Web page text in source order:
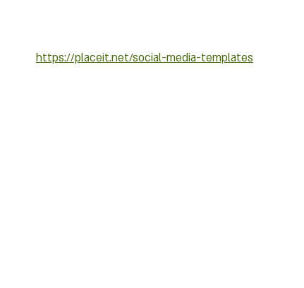
https://placeit.net/social-media-templates